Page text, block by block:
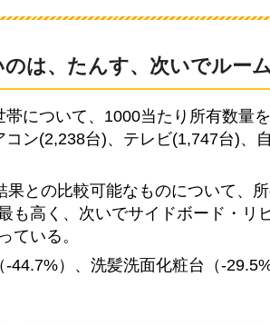
のは、たんす、次いでルー
について、1000当たり所有数量
ン(2,238台)、テレビ(1,747台)、
果との比較可能なものについて、
も高く、次いでサイドボード・
ている。
-44.7%）、洗髪洗面化粧台（-